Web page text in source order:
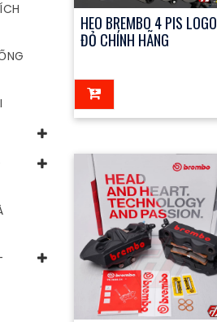
HEO BREMBO 4 PIS LOGO
ĐỎ CHÍNH HÃNG
123đ